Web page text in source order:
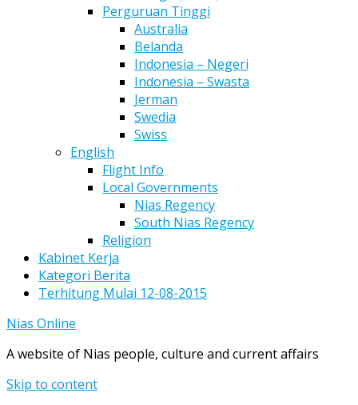
Perguruan Tinggi
Australia
Belanda
Indonesia – Negeri
Indonesia – Swasta
Jerman
Swedia
Swiss
English
Flight Info
Local Governments
Nias Regency
South Nias Regency
Religion
Kabinet Kerja
Kategori Berita
Terhitung Mulai 12-08-2015
Nias Online
A website of Nias people, culture and current affairs
Skip to content